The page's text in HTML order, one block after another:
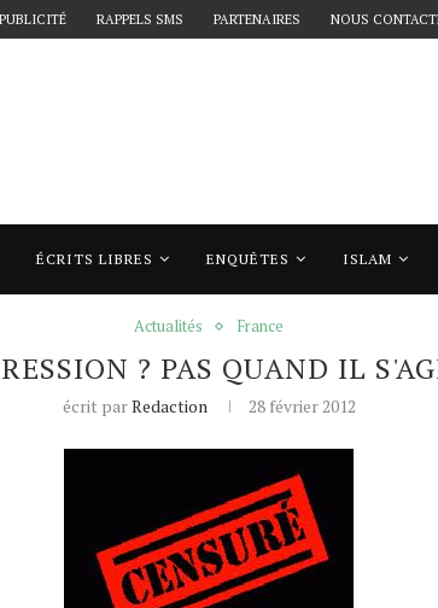
PUBLICITÉ RAPPELS SMS PARTENAIRES NOUS
ÉCRITS LIBRES ENQUÊTES ISLAM
Liberté d'expression ? Pas quand il s'agit d'Israël…
Actualités France
? PAS QUAND IL
écrit parRedaction 28 février 2012